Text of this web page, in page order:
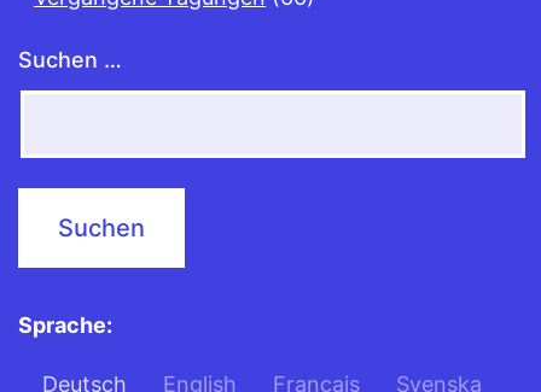
Suchen …
Sprache:
Deutsch English Français Svenska